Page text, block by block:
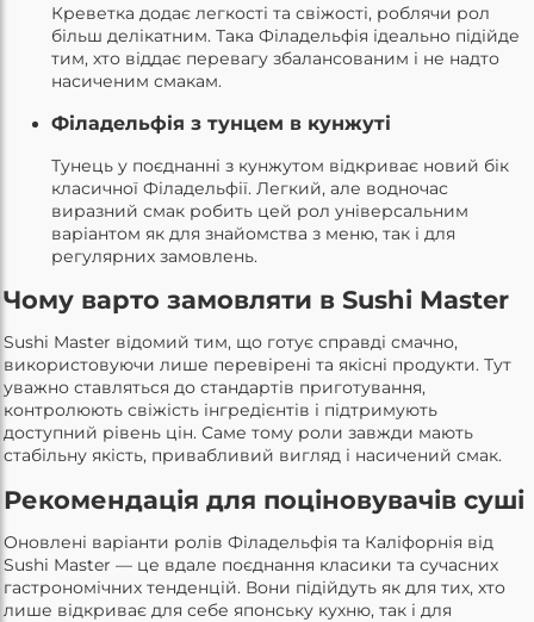
Креветка додає легкості та свіжості, роблячи рол
більш делікатним. Така Філадельфія ідеально підійде
тим, хто віддає перевагу збалансованим і не надто
насиченим смакам.
Філадельфія з тунцем в кунжуті
Тунець у поєднанні з кунжутом відкриває новий бік
класичної Філадельфії. Легкий, але водночас
виразний смак робить цей рол універсальним
варіантом як для знайомства з меню, так і для
регулярних замовлень.
Чому варто замовляти в Sushi Master
Sushi Master відомий тим, що готує справді смачно,
використовуючи лише перевірені та якісні продукти. Тут
уважно ставляться до стандартів приготування,
контролюють свіжість інгредієнтів і підтримують
доступний рівень цін. Саме тому роли завжди мають
стабільну якість, привабливий вигляд і насичений смак.
Рекомендація для поціновувачів суші
Оновлені варіанти ролів Філадельфія та Каліфорнія від
Sushi Master — це вдале поєднання класики та сучасних
гастрономічних тенденцій. Вони підійдуть як для тих, хто
лише відкриває для себе японську кухню, так і для